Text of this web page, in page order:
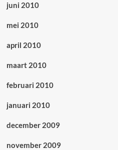
juni 2010
mei 2010
april 2010
maart 2010
februari 2010
januari 2010
december 2009
november 2009